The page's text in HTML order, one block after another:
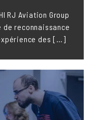
RJ Aviation Group
de reconnaissance
des […]